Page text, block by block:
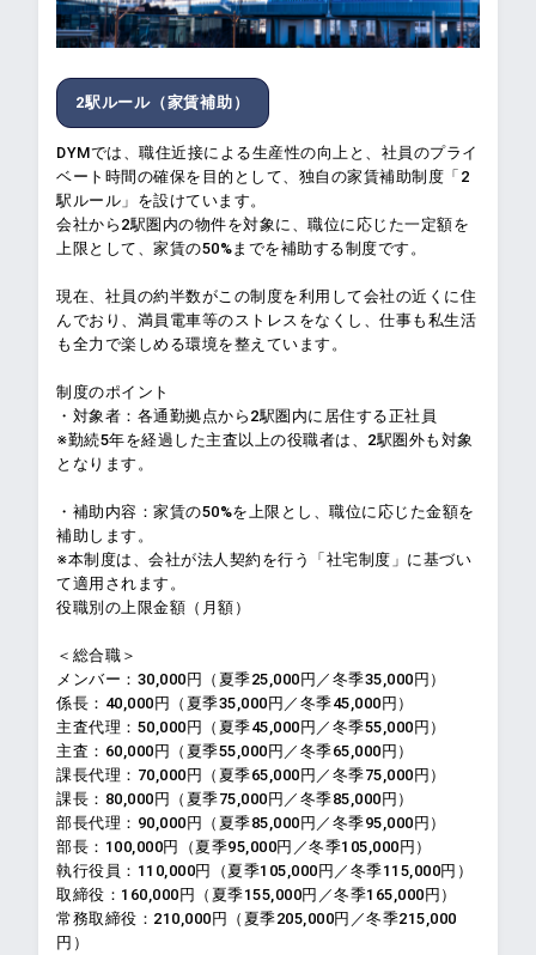
2駅ルール（家賃補助）
DYMでは、職住近接による生産性の向上と、社員のプライ
ベート時間の確保を目的として、独自の家賃補助制度「2
駅ルール」を設けています。
会社から2駅圏内の物件を対象に、職位に応じた一定額を
上限として、家賃の50%までを補助する制度です。
現在、社員の約半数がこの制度を利用して会社の近くに住
んでおり、満員電車等のストレスをなくし、仕事も私生活
も全力で楽しめる環境を整えています。
制度のポイント
・対象者：各通勤拠点から2駅圏内に居住する正社員
※勤続5年を経過した主査以上の役職者は、2駅圏外も対象
となります。
・補助内容：家賃の50%を上限とし、職位に応じた金額を
補助します。
※本制度は、会社が法人契約を行う「社宅制度」に基づい
て適用されます。
役職別の上限金額（月額）
＜総合職＞
メンバー：30,000円（夏季25,000円／冬季35,000円）
係長：40,000円（夏季35,000円／冬季45,000円）
主査代理：50,000円（夏季45,000円／冬季55,000円）
主査：60,000円（夏季55,000円／冬季65,000円）
課長代理：70,000円（夏季65,000円／冬季75,000円）
課長：80,000円（夏季75,000円／冬季85,000円）
部長代理：90,000円（夏季85,000円／冬季95,000円）
部長：100,000円（夏季95,000円／冬季105,000円）
執行役員：110,000円（夏季105,000円／冬季115,000円）
取締役：160,000円（夏季155,000円／冬季165,000円）
常務取締役：210,000円（夏季205,000円／冬季215,000
円）